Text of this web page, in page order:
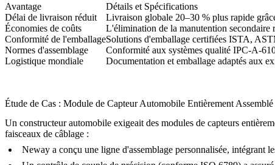
Avantage
Détails et Spécifications
Délai de livraison réduit
Livraison globale 20–30 % plus rapide
Économies de coûts
L'élimination de la manutention secondaire
Conformité de l'emballageSolutions d'emballage certifiées ISTA,
Normes d'assemblage
Conformité aux systèmes qualité IPC-A-
Logistique mondiale
Documentation et emballage adaptés aux
Étude de Cas : Module de Capteur Automobile Entièrement Assemblé
Un constructeur automobile exigeait des modules de capteurs
faisceaux de câblage :
Neway a conçu une ligne d'assemblage personnalisée, intégrant